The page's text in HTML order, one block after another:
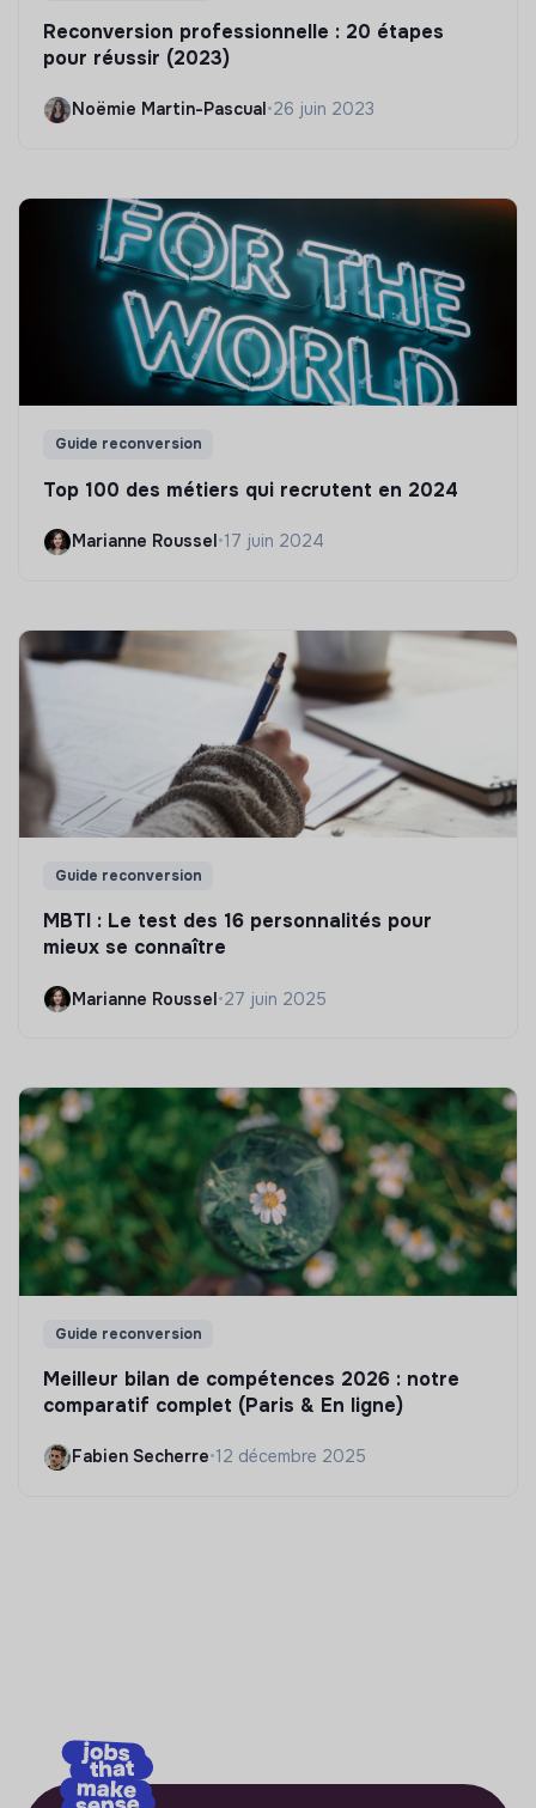
Reconversion professionnelle : 20 étapes
pour réussir (2023)
Noëmie Martin-Pascual •26 juin 2023
Guide reconversion
Top 100 des métiers qui recrutent en 2024
Marianne Roussel•17 juin 2024
Guide reconversion
MBTI : Le test des 16 personnalités pour
mieux se connaître
Marianne Roussel•27 juin 2025
Guide reconversion
Meilleur bilan de compétences 2026 : notre
comparatif complet (Paris & En ligne)
Fabien Secherre•12 décembre 2025